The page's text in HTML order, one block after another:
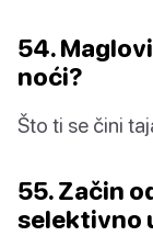
54.
noći?
Što ti se čini
55. Začin
selektivno